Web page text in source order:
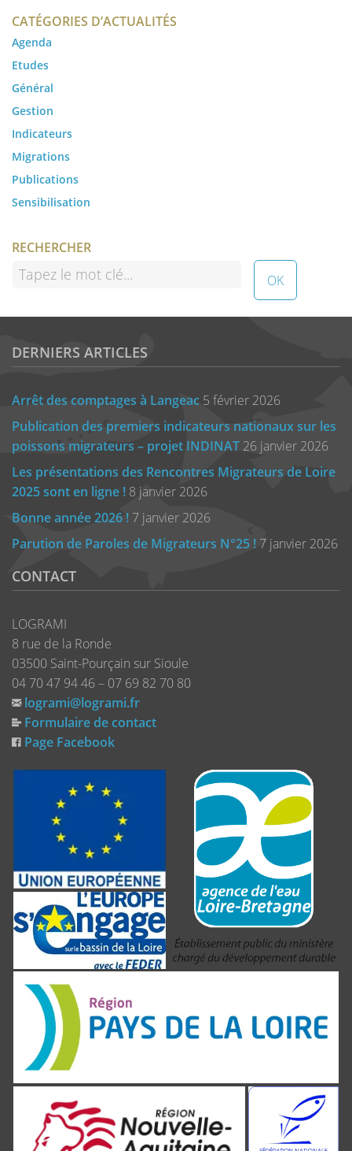
CATÉGORIES D’ACTUALITÉS
Agenda
Etudes
Général
Gestion
Indicateurs
Migrations
Publications
Sensibilisation
RECHERCHER
DERNIERS ARTICLES
Arrêt des comptages à Langeac 5 février 2026
Publication des premiers indicateurs nationaux sur les
poissons migrateurs – projet INDINAT 26 janvier 2026
Les présentations des Rencontres Migrateurs de Loire
2025 sont en ligne ! 8 janvier 2026
Bonne année 2026 ! 7 janvier 2026
Parution de Paroles de Migrateurs N°25 ! 7 janvier 2026
CONTACT
LOGRAMI
8 rue de la Ronde
03500 Saint-Pourçain sur Sioule
04 70 47 94 46 – 07 69 82 70 80
logrami@logrami.fr
Formulaire de contact
Page Facebook